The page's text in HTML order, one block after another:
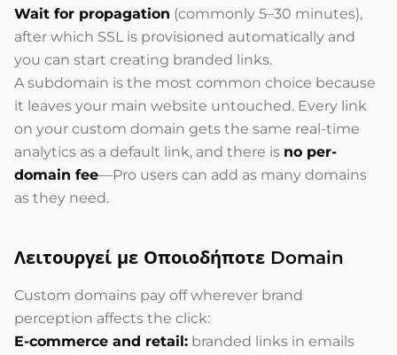
Wait for propagation (commonly 5–30 minutes),
after which SSL is provisioned automatically and
you can start creating branded links.
A subdomain is the most common choice because
it leaves your main website untouched. Every link
on your custom domain gets the same real-time
analytics as a default link, and there is no per-
domain fee—Pro users can add as many domains
as they need.
Λειτουργεί με Οποιοδήποτε Domain
Custom domains pay off wherever brand
perception affects the click:
E-commerce and retail: branded links in emails